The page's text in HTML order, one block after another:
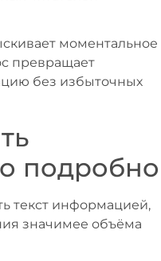
моментальное
превращает
без избыточных
подробно
текст информацией,
значимее объёма